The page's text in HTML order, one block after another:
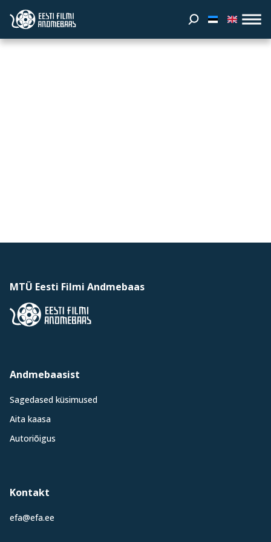
MTÜ Eesti Filmi Andmebaas
Andmebaasist
Sagedased küsimused
Aita kaasa
Autoriõigus
Kontakt
efa@efa.ee